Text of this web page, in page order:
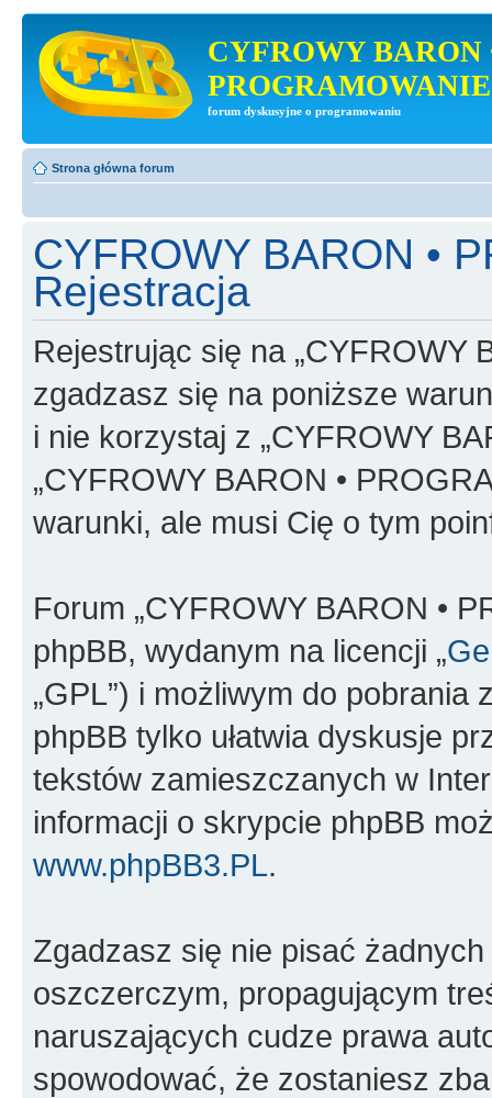
CYFROWY BARON
PROGRAMOWANIE
forum dyskusyjne o programowaniu
Strona główna forum
CYFROWY BARON •
Rejestracja
Rejestrując się na „CYFROWY
zgadzasz się na poniższe
i nie korzystaj z „CYFROWY
„CYFROWY BARON •
warunki, ale musi Cię o tym
Forum „CYFROWY BARON •
phpBB, wydanym na licencji „
„GPL”) i możliwym do pobrania
phpBB tylko ułatwia dyskusje
tekstów zamieszczanych w
informacji o skrypcie phpBB
www.phpBB3.PL.
Zgadzasz się nie pisać
oszczerczym, propagującym
naruszających cudze prawa
spowodować, że zostaniesz